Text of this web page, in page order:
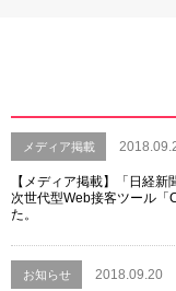
メディア掲載
【メディア掲載】「日経
次世代型Web接客ツール
た。
お知らせ 2018.09.20